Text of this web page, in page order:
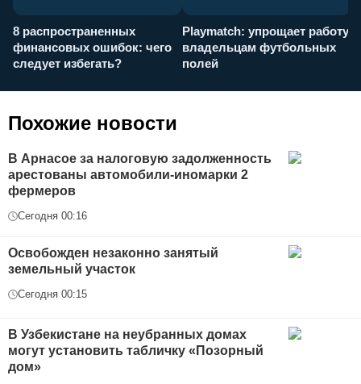
8 распространенных
финансовых ошибок: чего
следует избегать?
Playmatch: упрощает работу
владельцам футбольных
полей
Похожие новости
В Арнасое за налоговую задолженность
арестованы автомобили-иномарки 2
фермеров
Сегодня 00:16
Освобожден незаконно занятый
земельный участок
Сегодня 00:15
В Узбекистане на неубранных домах
могут установить табличку «Позорный
дом»